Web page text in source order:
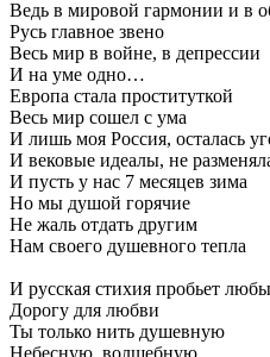
Ведь в мировой гармонии и в
Русь главное звено
Весь мир в войне, в депрессии
И на уме одно…
Европа стала проституткой
Весь мир сошел с ума
И лишь моя Россия, осталась
И вековые идеалы, не
И пусть у нас 7 месяцев зима
Но мы душой горячие
Не жаль отдать другим
Нам своего душевного тепла
И русская стихия пробьет
Дорогу для любви
Ты только нить душевную
Небесную, волшебную